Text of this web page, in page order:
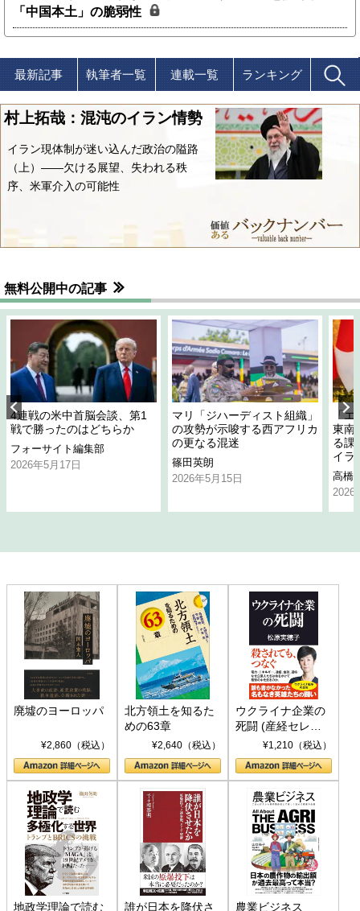
「中国本土」の脆弱性
最新記事 執筆者一覧 連載一覧 ランキング
村上拓哉：混沌のイラン情勢
イラン現体制が迷い込んだ政治の隘路
（上）――欠ける展望、失われる秩
序、米軍介入の可能性
無料公開中の記事
4連戦の米中首脳会談、第1
戦で勝ったのはどちらか
フォーサイト編集部
2026年5月17日
マリ「ジハーディスト組織」
の攻勢が示唆する西アフリカ
の更なる混迷
篠田英朗
2026年5月15日
「
東南
る課
イラ
高橋
2026
廃墟のヨーロッパ
¥2,860（税込）
北方領土を知るた
めの63章
¥2,640（税込）
ウクライナ企業の
死闘 (産経セレク
ト S 039)¥1,210（税込）
地政学理論で読む
誰が日本を降伏さ
農業ビジネス